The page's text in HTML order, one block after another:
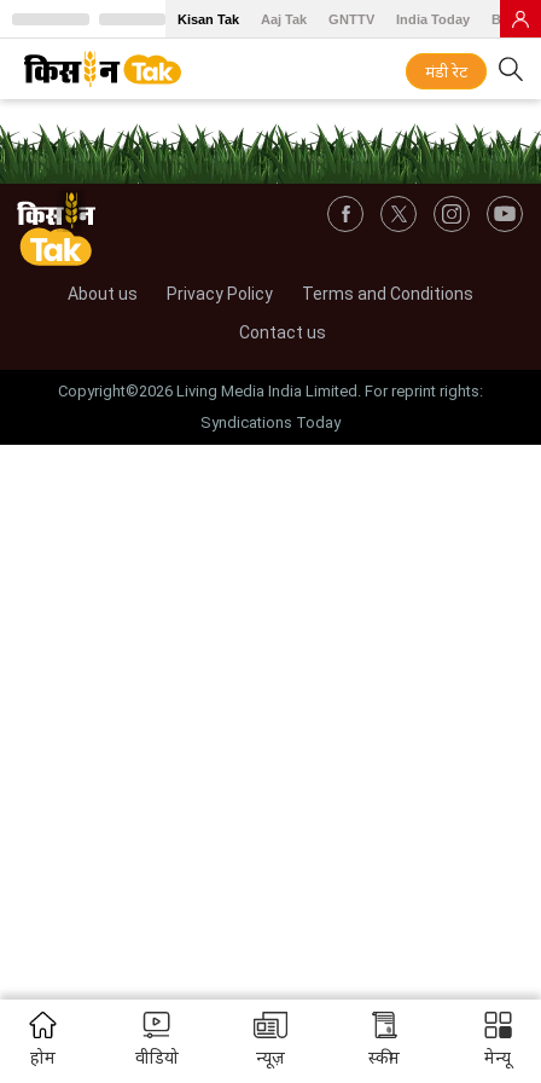
Kisan Tak Aaj Tak GNTTV India Today BT
मंडी रेट
About us Privacy Policy
Terms and Conditions
Contact us
Copyright©2026 Living Media India Limited. For reprint rights:
Syndications Today
होम वीडियो न्यूज़ स्कीम मेन्यू